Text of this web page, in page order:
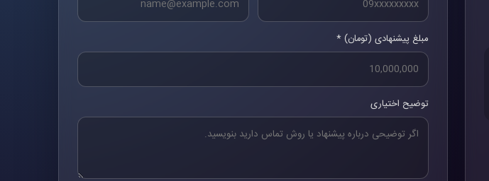
مبلغ پیشنهادی (تومان) *
توضیح اختیاری